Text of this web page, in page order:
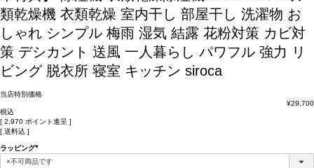
類乾燥機 衣類乾燥 室内干し 部屋干し 洗濯物 お
しゃれ シンプル 梅雨 湿気 結露 花粉対策 カビ対
策 デシカント 送風 一人暮らし パワフル 強力 リ
ビング 脱衣所 寝室 キッチン siroca
当店特別価格
¥29,700
税込
[ 2,970 ポイント進呈 ]
送料込
ラッピング
(必